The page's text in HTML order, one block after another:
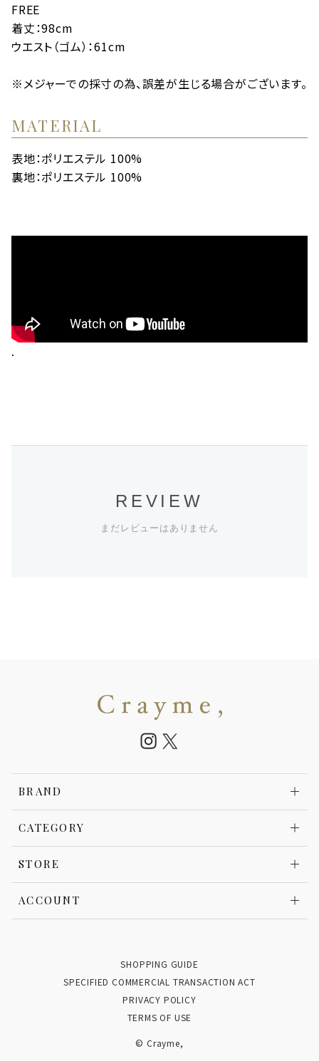
FREE
着丈：98cm
ウエスト（ゴム）：61cm
※メジャーでの採寸の為、誤差が生じる場合がございます。
MATERIAL
表地：ポリエステル 100%
裏地：ポリエステル 100%
.
REVIEW
まだレビューはありません
BRAND
CATEGORY
STORE
ACCOUNT
SHOPPING GUIDE
SPECIFIED COMMERCIAL TRANSACTION ACT
PRIVACY POLICY
TERMS OF USE
© Crayme,